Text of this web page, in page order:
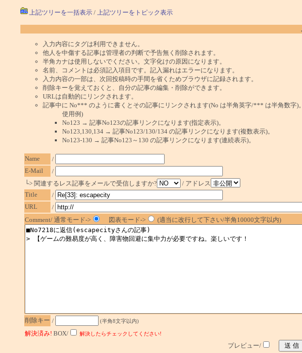
上記ツリーを一括表示/ 上記ツリーをトピック表示
入力内容にタグは利用できません。
他人を中傷する記事は管理者の判断で予告無く削除されます。
半角カナは使用しないでください。文字化けの原因になります。
名前、コメントは必須記入項目です。記入漏れはエラーになります。
入力内容の一部は、次回投稿時の手間を省くためブラウザに記録されます。
削除キーを覚えておくと、自分の記事の編集・削除ができます。
URLは自動的にリンクされます。
記事中に No*** のように書くとその記事にリンクされます(No は半角英字/*** は半角数字)。
使用例)
No123 → 記事No123の記事リンクになります(指定表示)。
No123,130,134 → 記事No123/130/134 の記事リンクになります(複数表示)。
No123-130 → 記事No123～130 の記事リンクになります(連続表示)。
Name
/
E-Mail
/
└> 関連するレス記事をメールで受信しますか?
/ アドレス
Title
/
URL
/
Comment/ 通常モード->
図表モード-> (適当に改行して下さい/半角10000文字以内)
削除キー / (半角8文字以内)
解決済み! BOX/ 解決したらチェックしてください!
プレビュー/